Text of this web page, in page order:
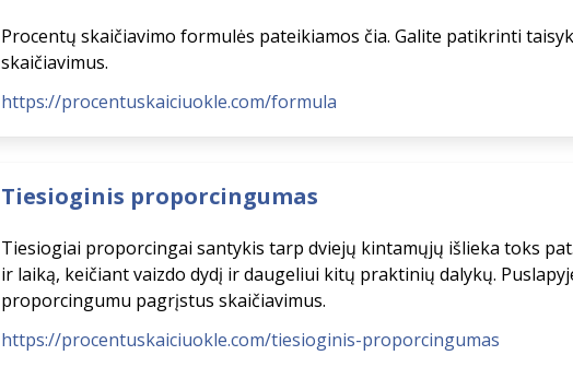
Procentų skaičiavimo formulės pateikiamos čia. Galite patikrinti
skaičiavimus.
https://procentuskaiciuokle.com/formula
Tiesioginis proporcingumas
Tiesiogiai proporcingai santykis tarp dviejų kintamųjų išlieka toks
ir laiką, keičiant vaizdo dydį ir daugeliui kitų praktinių dalykų.
proporcingumu pagrįstus skaičiavimus.
https://procentuskaiciuokle.com/tiesioginis-proporcingumas